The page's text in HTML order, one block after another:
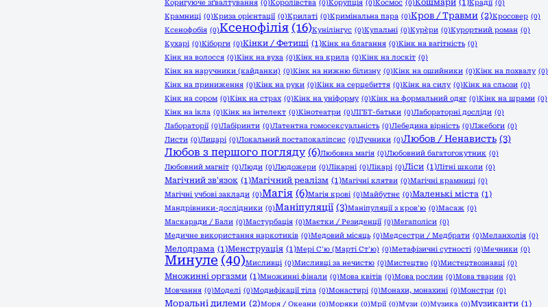
Коригуюче зґвалтування (0)Королівства (0)Корупція (0)Космос (0)Кошмари (1)Крадії (0)
Крамниці (0)Криза орієнтації (0)Крилаті (0)Кримінальна пара (0)Кров / Травми (2)Кросовер (0)
Ксенофобія (0)Ксенофілія (16)Кунілінгус (0)Купальні (0)Кур`єри (0)Курортний роман (0)
Кухарі (0)Кіборги (0)Кінки / Фетиші (1)Кінк на благання (0)Кінк на вагітність (0)
Кінк на волосся (0)Кінк на вуха (0)Кінк на крила (0)Кінк на лоскіт (0)
Кінк на наручники (кайданки) (0)Кінк на нижню білизну (0)Кінк на ошийники (0)Кінк на похвалу (0)
Кінк на приниження (0)Кінк на руки (0)Кінк на серцебиття (0)Кінк на силу (0)Кінк на сльози (0)
Кінк на сором (0)Кінк на страх (0)Кінк на уніформу (0)Кінк на формальний одяг (0)Кінк на шрами (0)
Кінк на ікла (0)Кінк на інтелект (0)Кінотеатри (0)ЛГБТ-батьки (0)Лабораторні досліди (0)
Лабораторії (0)Лабіринти (0)Латентна гомосексуальність (0)Лебедина вірність (0)Лжебоги (0)
Листи (0)Лицарі (0)Локальний постапокаліпсис (0)Лучники (0)Любов / Ненависть (3)
Любов з першого погляду (6)Любовна магія (0)Любовний багатогокутник (0)
Любовний магніт (0)Люди (0)Людожери (0)Лікарні (0)Лікарі (0)Ліси (1)Літні школи (0)
Магічний зв'язок (1)Магічний реалізм (1)Магічні клятви (0)Магічні крамниці (0)
Магічні учбові заклади (0)Магія (6)Магія крові (0)Майбутнє (0)Маленькі міста (1)
Мандрівники-дослідники (0)Маніпуляції (3)Маніпуляції з кров'ю (0)Масаж (0)
Маскаради / Бали (0)Мастурбація (0)Маєтки / Резиденції (0)Мегаполіси (0)
Медичне використання наркотиків (0)Медовий місяць (0)Медсестри / Медбрати (0)Меланхолія (0)
Мелодрама (1)Менструація (1)Мері С'ю (Марті Ст'ю) (0)Метафізичні сутності (0)Мечники (0)
Минуле (40)Мисливці (0)Мисливці за нечистю (0)Мистецтво (0)Мистецтвознавці (0)
Множинні оргазми (1)Множинні фінали (0)Мова квітів (0)Мова рослин (0)Мова тварин (0)
Мовчання (0)Моделі (0)Модифікації тіла (0)Монастирі (0)Монахи, монахині (0)Монстри (0)
Моральні дилеми (2)Моря / Океани (0)Моряки (0)Мрії (0)Музи (0)Музика (0)Музиканти (1)